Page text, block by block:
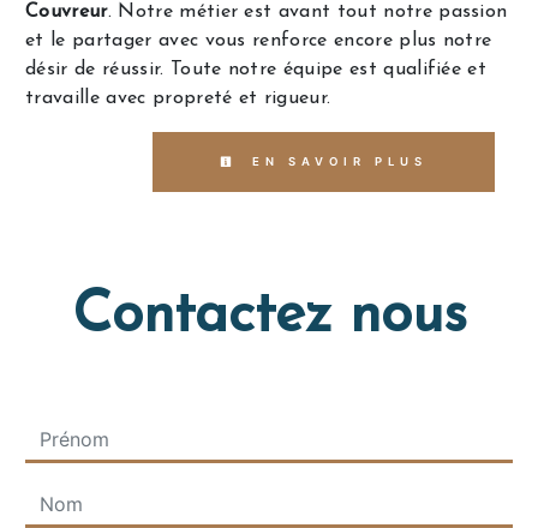
Couvreur. Notre métier est avant tout notre passion
et le partager avec vous renforce encore plus notre
désir de réussir. Toute notre équipe est qualifiée et
travaille avec propreté et rigueur.
EN SAVOIR PLUS
Contactez nous